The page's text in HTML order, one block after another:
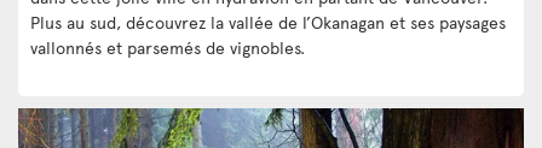
Plus au sud, découvrez la vallée de l’Okanagan et ses paysages
vallonnés et parsemés de vignobles.